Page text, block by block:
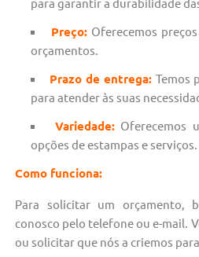
Preço:Oferecemos
orçamentos.
Prazo de entrega: Temos
para atender às suas
Variedade: Oferecemos
opções de estampas e serviços.
Como funciona:
Para solicitar um orçamento,
conosco pelo telefone ou e-mail.
ou solicitar que nós a criemos